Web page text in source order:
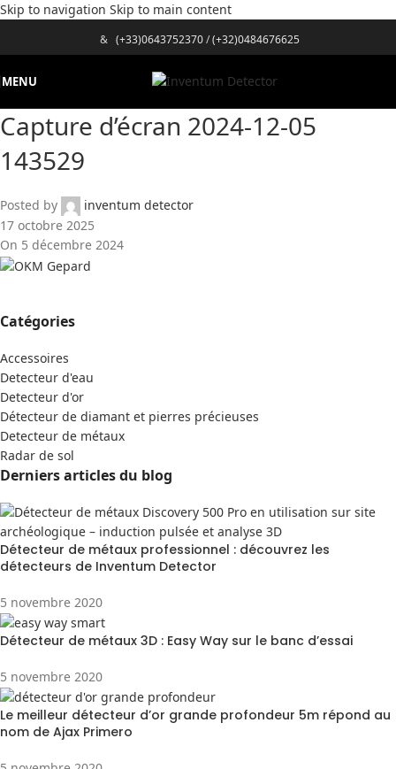
Skip to navigation Skip to main content
& (+33)0643752370/(+32)0484676625
MENU
Capture d’écran 2024-12-05
143529
Posted by
inventum detector
17 octobre 2025
On 5 décembre 2024
Catégories
Accessoires
Detecteur d'eau
Detecteur d'or
Détecteur de diamant et pierres précieuses
Detecteur de métaux
Radar de sol
Derniers articles du blog
Détecteur de métaux professionnel : découvrez les
détecteurs de Inventum Detector
5 novembre 2020
Détecteur de métaux 3D : Easy Way sur le banc d’essai
5 novembre 2020
Le meilleur détecteur d’or grande profondeur 5m répond au
nom de Ajax Primero